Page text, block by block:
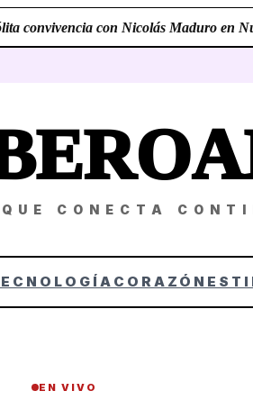
convivencia con Nicolás Maduro en
CONECTA
CORAZÓN
EN VIVO